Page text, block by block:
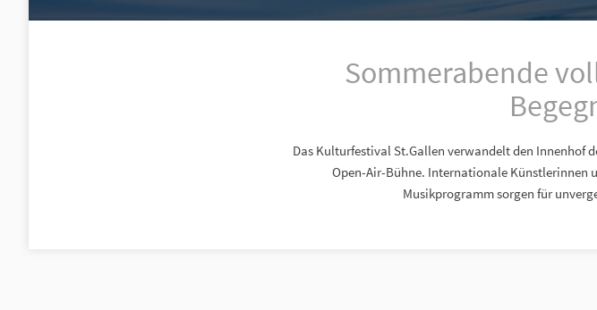
Sommerabende
Das Kulturfestival St.Gallen verwandelt den Innenhof
Open-Air-Bühne. Internationale Künstlerinnen
Musikprogramm sorgen für